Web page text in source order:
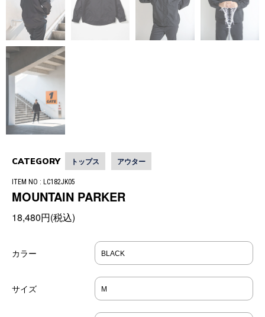
CATEGORY トップス アウター
ITEM NO : LC182JK05
MOUNTAIN PARKER
18,480円(税込)
カラー
サイズ